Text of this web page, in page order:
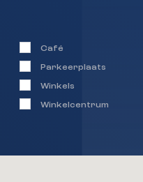
Café
Parkeerplaats
Winkels
Winkelcentrum